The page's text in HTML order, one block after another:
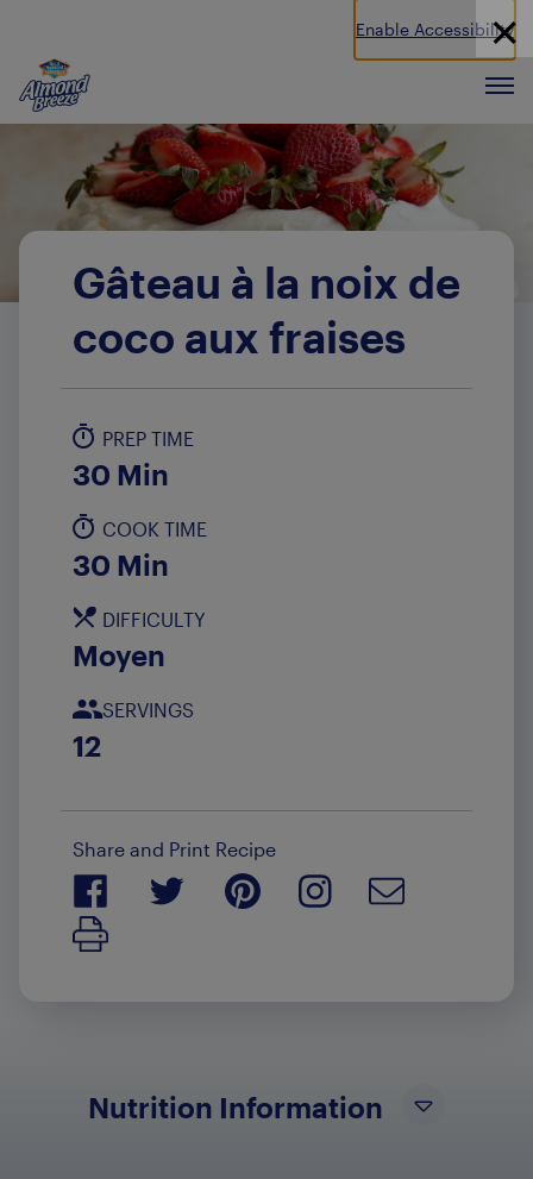
Enable Accessibility
Almond Breeze
Gâteau à la noix de
coco aux fraises
PREP TIME
30 Min
COOK TIME
30 Min
DIFFICULTY
Moyen
SERVINGS
12
Share and Print Recipe
Nutrition Information